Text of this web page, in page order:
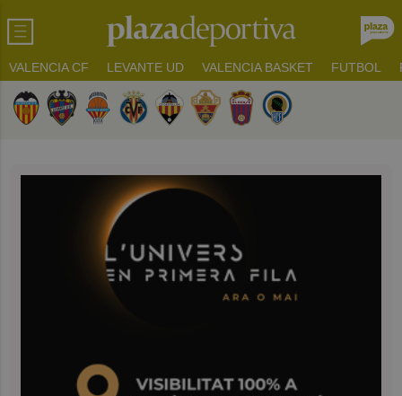
VALENCIA CF LEVANTE UD VALENCIA BASKET FUTBOL